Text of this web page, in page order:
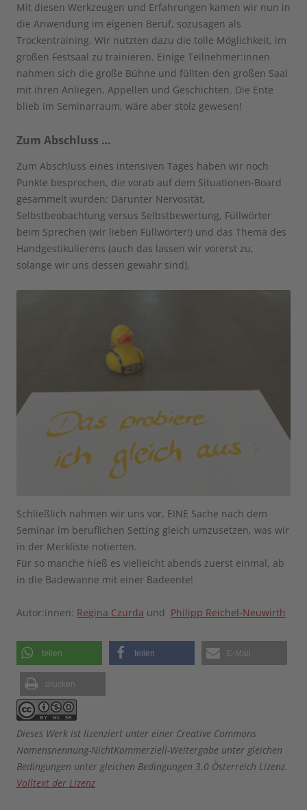
Mit diesen Werkzeugen und Erfahrungen kamen wir nun in
die Anwendung im eigenen Beruf, sozusagen als
Trockentraining. Wir nutzten dazu die tolle Möglichkeit, im
großen Festsaal zu trainieren. Einige Teilnehmer:innen
nahmen sich die große Bühne und füllten den großen Saal
mit ihren Anliegen, Appellen und Geschichten. Die Ente
blieb im Seminarraum, wäre aber stolz gewesen!
Zum Abschluss …
Zum Abschluss eines intensiven Tages haben wir noch
Punkte besprochen, die vorab auf dem Situationen-Board
gesammelt wurden: Darunter Nervosität,
Selbstbeobachtung versus Selbstbewertung, Füllwörter
beim Sprechen (wir lieben Füllwörter!) und das Thema des
Handgestikulierens (auch das lassen wir vorerst zu,
solange wir uns dessen gewahr sind).
Schließlich nahmen wir uns vor, EINE Sache nach dem
Seminar im beruflichen Setting gleich umzusetzen, was wir
in der Merkliste notierten.
Für so manche hieß es vielleicht abends zuerst einmal, ab
in die Badewanne mit einer Badeente!
Autor:innen: Regina Czurda und Philipp Reichel-Neuwirth
teilen teilen E-Mail
drucken
Dieses Werk ist lizenziert unter einer Creative Commons
Namensnennung-NichtKommerziell-Weitergabe unter gleichen
Bedingungen unter gleichen Bedingungen 3.0 Österreich Lizenz.
Volltext der Lizenz